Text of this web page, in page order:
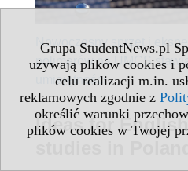
Grupa StudentNews.pl
używają plików cookies i
celu realizacji m.in.
reklamowych zgodnie z
określić warunki
plików cookies w Twojej
Nowoczesny sprzęt i
polimerów na UMCS
umiejętności
Ideas for